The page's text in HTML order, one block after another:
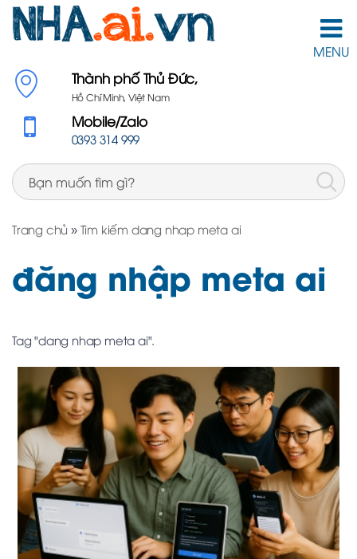
MENU
Thành phố Thủ Đức,
Hồ Chí Minh, Việt Nam
Mobile/Zalo
0393 314 999
Trang chủ » Tìm kiếm dang nhap meta ai
đăng nhập meta ai
Tag "dang nhap meta ai".